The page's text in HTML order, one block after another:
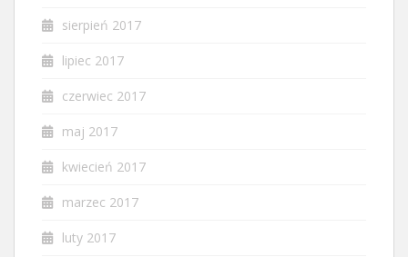
sierpień 2017
lipiec 2017
czerwiec 2017
maj 2017
kwiecień 2017
marzec 2017
luty 2017